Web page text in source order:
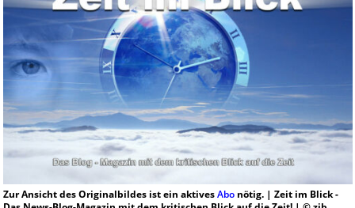
Zur Ansicht des Originalbildes ist ein aktivesAbonötig. | Zeit im Blick -